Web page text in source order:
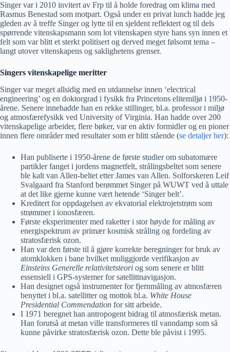
Singer var i 2010 invitert av Frp til å holde foredrag om klima med
Rasmus Benestad som motpart. Også under en privat lunch hadde jeg
gleden av å treffe Singer og lytte til en sjeldent reflektert og til dels
spørrende vitenskapsmann som lot vitenskapen styre hans syn innen et
felt som var blitt et sterkt politisert og derved meget følsomt tema –
langt utover vitenskapens og saklighetens grenser.
Singers vitenskapelige meritter
Singer var meget allsidig med en utdannelse innen ‘electrical
engineering’ og en doktorgrad i fysikk fra Princetons elitemiljø i 1950-
årene. Senere innehadde han en rekke stillinger, bl.a. professor i miljø
og atmosfærefysikk ved University of Virginia. Han hadde over 200
vitenskapelige arbeider, flere bøker, var en aktiv formidler og en pioner
innen flere områder med resultater som er blitt stående (se detaljer her):
Han publiserte i 1950-årene de første studier om subatomære
partikler fanget i jordens magnetfelt, strålingsbeltet som senere
ble kalt van Allen-beltet etter James van Allen. Solforskeren Leif
Svalgaard fra Stanford berømmet Singer på WUWT ved å uttale
at det like gjerne kunne vært hetende ‘Singer belt’.
Kreditert for oppdagelsen av ekvatorial elektrojetstrøm som
strømmer i ionosfæren.
Første eksperimenter med raketter i stor høyde for måling av
energispektrum av primær kosmisk stråling og fordeling av
stratosfærisk ozon.
Han var den første til å gjøre korrekte beregninger for bruk av
atomklokken i bane hvilket muliggjorde verifikasjon av
Einsteins Generelle relativitetsteori og som senere er blitt
essensiell i GPS-systemer for satellittnavigasjon.
Han designet også instrumenter for fjernmåling av atmosfæren
benyttet i bl.a. satellitter og mottok bl.a. White House
Presidential Commendation for sitt arbeide.
I 1971 beregnet han antropogent bidrag til atmosfærisk metan.
Han forutså at metan ville transformeres til vanndamp som så
kunne påvirke stratosfærisk ozon. Dette ble påvist i 1995.